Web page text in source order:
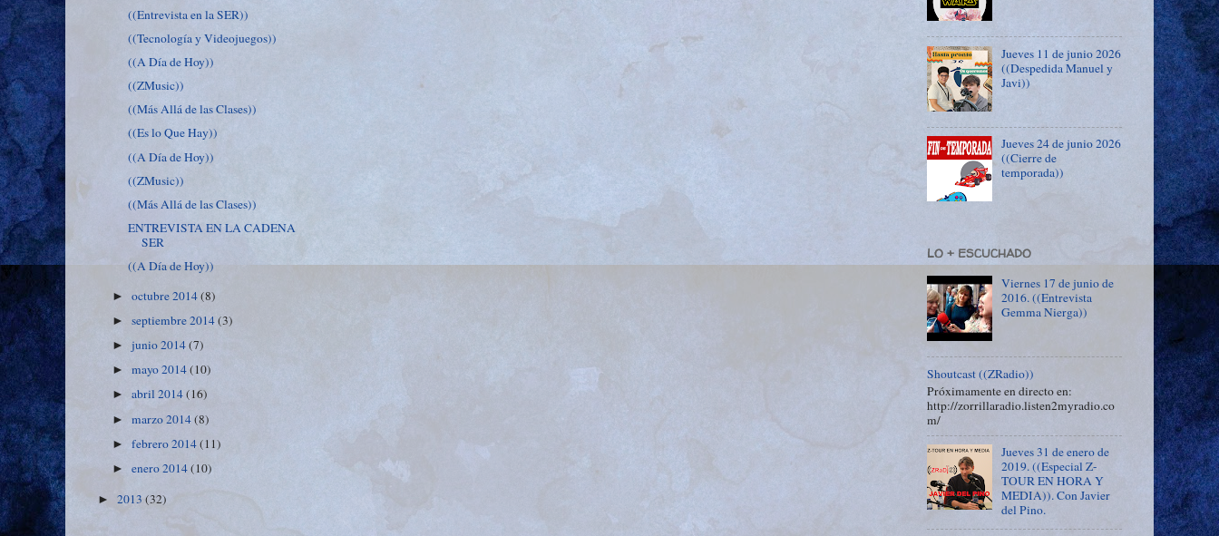
((Entrevista en la SER))
((Tecnología y Videojuegos))
((A Día de Hoy))
((ZMusic))
((Más Allá de las Clases))
((Es lo Que Hay))
((A Día de Hoy))
((ZMusic))
((Más Allá de las Clases))
ENTREVISTA EN LA CADENA
SER
((A Día de Hoy))
►octubre 2014(8)
►septiembre 2014(3)
►junio 2014(7)
►mayo 2014(10)
►abril 2014(16)
►marzo 2014(8)
►febrero 2014(11)
►enero 2014(10)
► 2013 (32)
Jueves 11 de junio 2026
((Despedida Manuel y
Javi))
Jueves 24 de junio 2026
((Cierre de
temporada))
LO + ESCUCHADO
Viernes 17 de junio de
2016. ((Entrevista
Gemma Nierga))
Shoutcast ((ZRadio))
Próximamente en directo en:
http://zorrillaradio.listen2myradio.co
m/
Jueves 31 de enero de
2019. ((Especial Z-
TOUR EN HORA Y
MEDIA)). Con Javier
del Pino.